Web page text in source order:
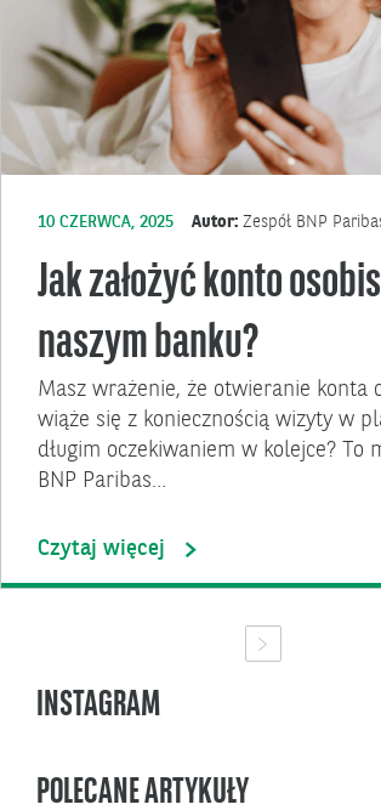
10 CZERWCA, 2025 Autor: Zespół BNP
Jak założyć konto
naszym banku?
Masz wrażenie, że otwieranie konta
wiąże się z koniecznością wizyty w
długim oczekiwaniem w kolejce? To
BNP Paribas…
Czytaj więcej
INSTAGRAM
POLECANE ARTYKUŁY